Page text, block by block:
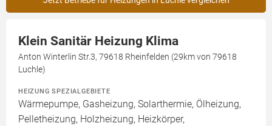
Klein Sanitär Heizung Klima
Anton Winterlin Str.3, 79618 Rheinfelden (29km von 79618
Luchle)
HEIZUNG SPEZIALGEBIETE
Wärmepumpe, Gasheizung, Solarthermie, Ölheizung,
Pelletheizung, Holzheizung, Heizkörper,